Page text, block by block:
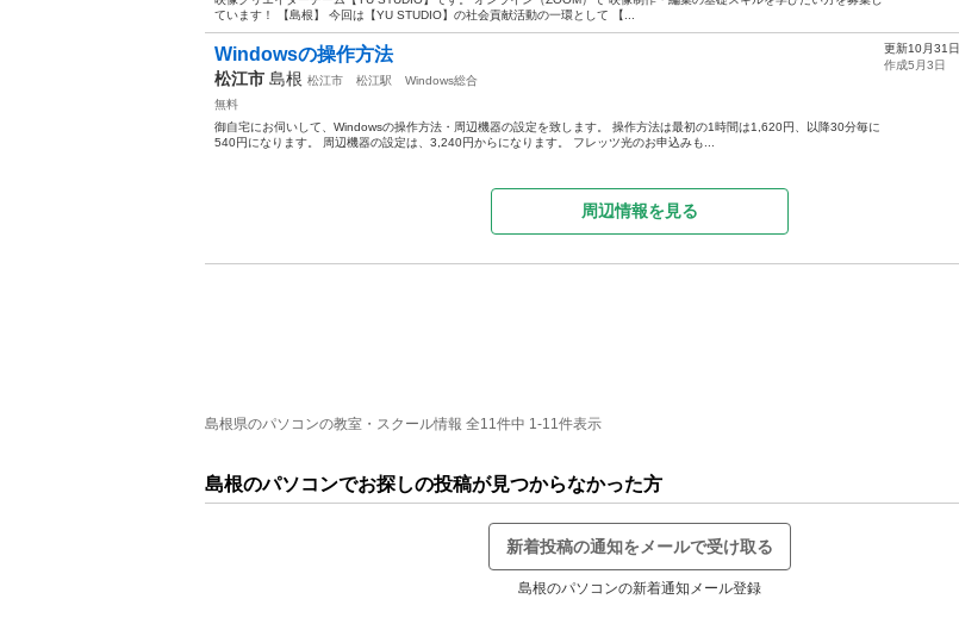
ています！ 【島根】 今回は【YU STUDIO】の社会貢献活動の一環として 【...
Windowsの操作方法
松江市 島根 松江市 松江駅
Windows総合
無料
御自宅にお伺いして、Windowsの操作方法・周辺機器の設定を致します。 操作方法は最初の1時間は1,620円、以降30分毎に
540円になります。 周辺機器の設定は、3,240円からになります。 フレッツ光のお申込みも...
更新10月31日
作成5月3日
周辺情報を見る
島根県のパソコンの教室・スクール情報 全11件中 1-11件表示
島根のパソコンでお探しの投稿が見つからなかった方
新着投稿の通知をメールで受け取る
島根のパソコンの新着通知メール登録